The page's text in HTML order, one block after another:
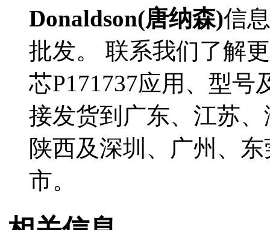
Donaldson(唐纳森)信
批发。 联系我们了解
芯P171737应用、型号
接发货到广东、江苏
陕西及深圳、广州、
市。